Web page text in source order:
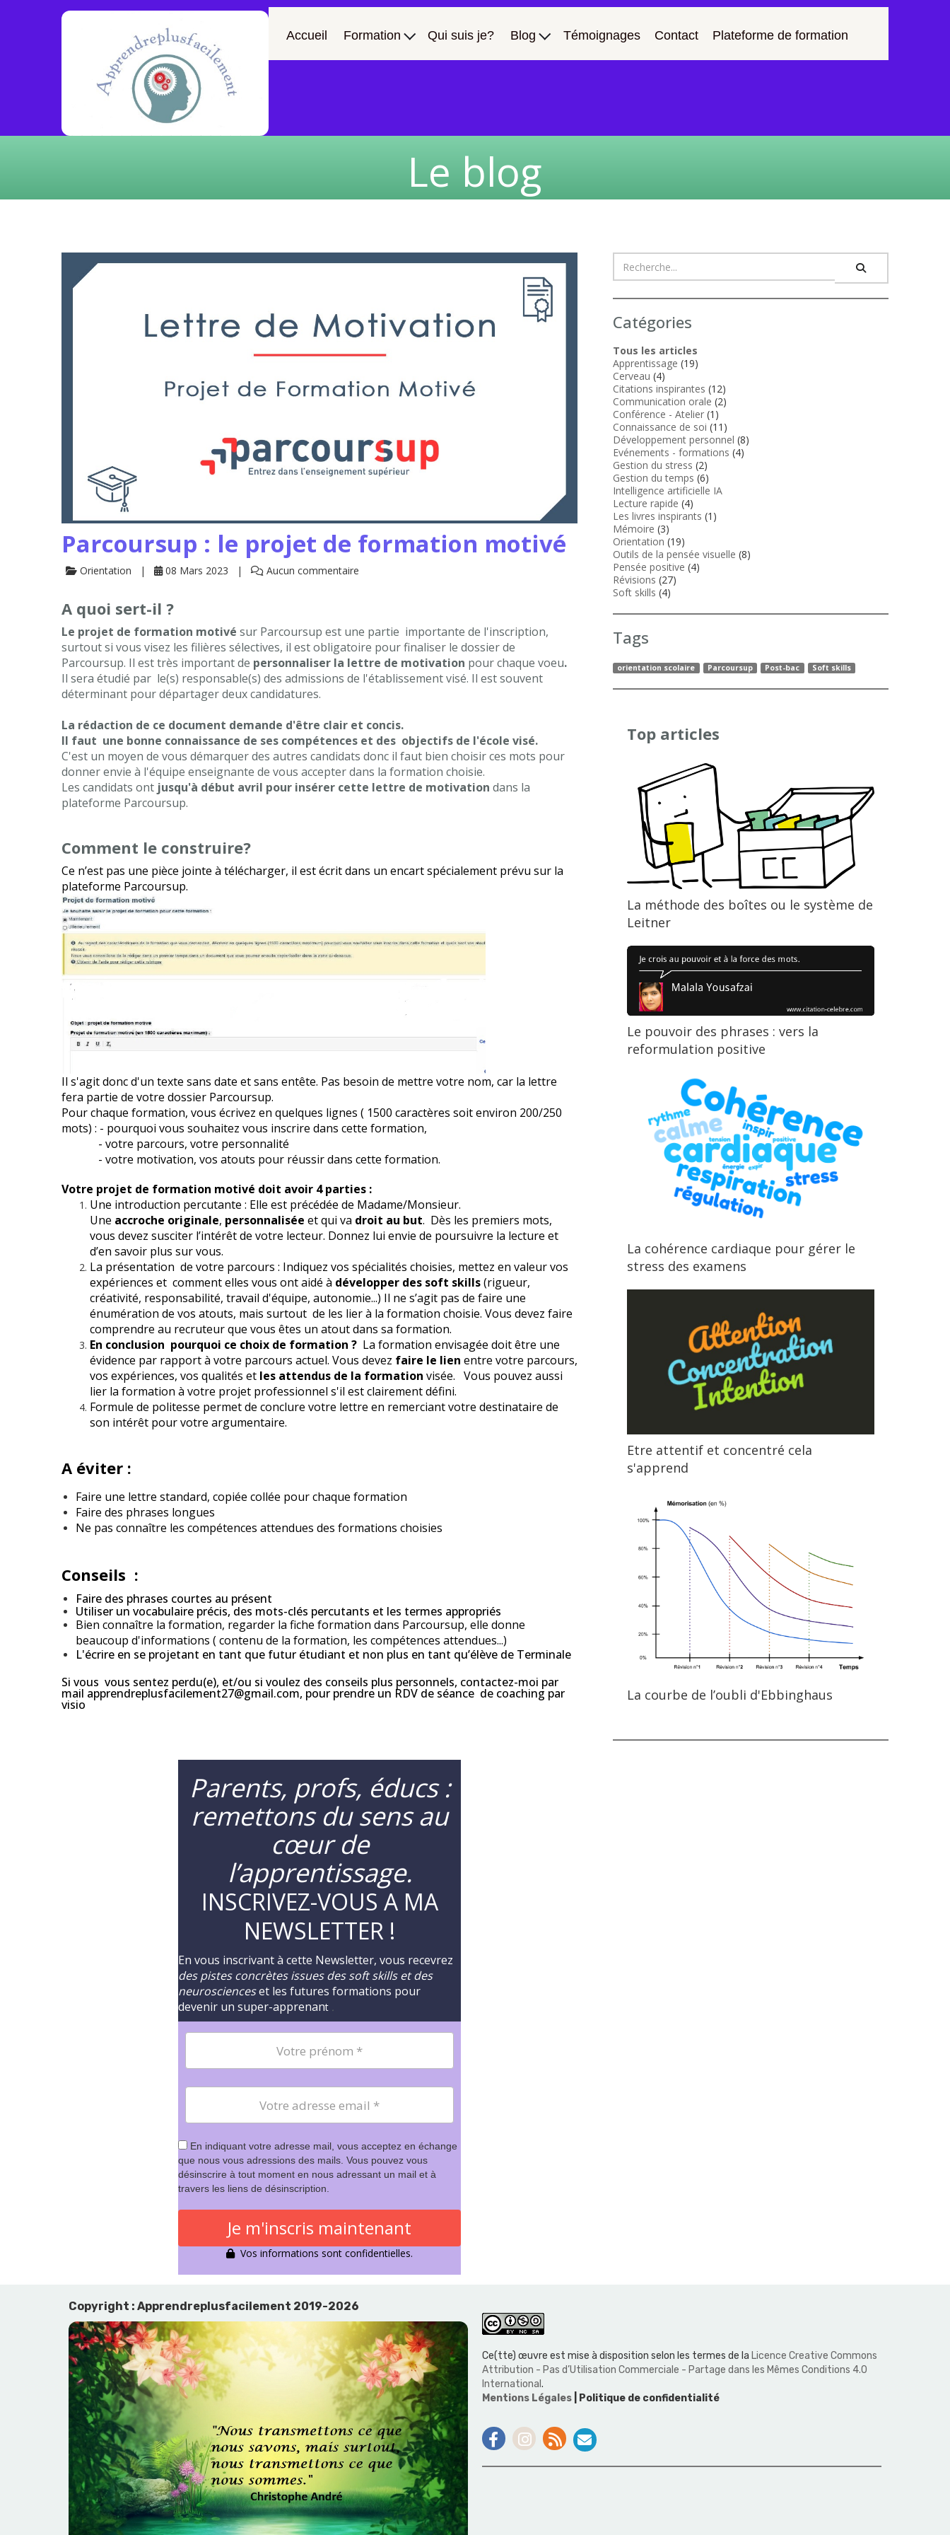
Accueil Formation Qui suis je? Blog Témoignages Contact Plateforme de formation
Le blog
Parcoursup : le projet de formation motivé
Orientation 08 Mars 2023 Aucun commentaire
A quoi sert-il ?
Le projet de formation motivé sur Parcoursup est une partie importante de l'inscription,
surtout si vous visez les filières sélectives, il est obligatoire pour finaliser le dossier de
Parcoursup. Il est très important de personnaliser la lettre de motivation pour chaque voeu.
Il sera étudié par le(s) responsable(s) des admissions de l'établissement visé. Il est souvent
déterminant pour départager deux candidatures.
La rédaction de ce document demande d'être clair et concis.
Il faut une bonne connaissance de ses compétences et des objectifs de l'école visé.
C'est un moyen de vous démarquer des autres candidats donc il faut bien choisir ces mots pour
donner envie à l'équipe enseignante de vous accepter dans la formation choisie.
Les candidats ont jusqu'à début avril pour insérer cette lettre de motivation dans la
plateforme Parcoursup.
Comment le construire?
Ce n’est pas une pièce jointe à télécharger, il est écrit dans un encart spécialement prévu sur la
plateforme Parcoursup.
Il s'agit donc d'un texte sans date et sans entête. Pas besoin de mettre votre nom, car la lettre
fera partie de votre dossier Parcoursup.
Pour chaque formation, vous écrivez en quelques lignes ( 1500 caractères soit environ 200/250
mots) : - pourquoi vous souhaitez vous inscrire dans cette formation,
- votre parcours, votre personnalité
- votre motivation, vos atouts pour réussir dans cette formation.
Votre projet de formation motivé doit avoir 4 parties :
Une introduction percutante : Elle est précédée de Madame/Monsieur.
Une accroche originale, personnalisée et qui va droit au but. Dès les premiers mots,
vous devez susciter l’intérêt de votre lecteur. Donnez lui envie de poursuivre la lecture et
d’en savoir plus sur vous.
La présentation de votre parcours : Indiquez vos spécialités choisies, mettez en valeur vos
expériences et comment elles vous ont aidé à développer des soft skills(rigueur,
créativité, responsabilité, travail d'équipe, autonomie...) Il ne s’agit pas de faire une
énumération de vos atouts, mais surtout de les lier à la formation choisie. Vous devez faire
comprendre au recruteur que vous êtes un atout dans sa formation.
En conclusion pourquoi ce choix de formation ? La formation envisagée doit être une
évidence par rapport à votre parcours actuel. Vous devez faire le lien entre votre parcours,
vos expériences, vos qualités et les attendus de la formation visée. Vous pouvez aussi
lier la formation à votre projet professionnel s'il est clairement défini.
Formule de politesse permet de conclure votre lettre en remerciant votre destinataire de
son intérêt pour votre argumentaire.
A éviter :
Faire une lettre standard, copiée collée pour chaque formation
Faire des phrases longues
Ne pas connaître les compétences attendues des formations choisies
Conseils :
Faire des phrases courtes au présent
Utiliser un vocabulaire précis, des mots-clés percutants et les termes appropriés
Bien connaître la formation, regarder la fiche formation dans Parcoursup, elle donne
beaucoup d'informations ( contenu de la formation, les compétences attendues...)
L'écrire en se projetant en tant que futur étudiant et non plus en tant qu’élève de Terminale
Si vous vous sentez perdu(e), et/ou si voulez des conseils plus personnels, contactez-moi par
mail apprendreplusfacilement27@gmail.com, pour prendre un RDV de séance de coaching par
visio
Parents, profs, éducs :
remettons du sens au
cœur de
l’apprentissage.
INSCRIVEZ-VOUS A MA
NEWSLETTER !
En vous inscrivant à cette Newsletter, vous recevrez
des pistes concrètes issues des soft skills et des
neuroscienceset les futures formations pour
devenir un super-apprenant .
En indiquant votre adresse mail, vous acceptez en échange
que nous vous adressions des mails. Vous pouvez vous
désinscrire à tout moment en nous adressant un mail et à
travers les liens de désinscription.
Je m'inscris maintenant
Vos informations sont confidentielles.
Catégories
Tous les articles
Apprentissage (19)
Cerveau (4)
Citations inspirantes (12)
Communication orale (2)
Conférence - Atelier (1)
Connaissance de soi (11)
Développement personnel (8)
Evénements - formations (4)
Gestion du stress (2)
Gestion du temps (6)
Intelligence artificielle IA
Lecture rapide (4)
Les livres inspirants (1)
Mémoire (3)
Orientation (19)
Outils de la pensée visuelle (8)
Pensée positive (4)
Révisions (27)
Soft skills (4)
Tags
orientation scolaire Parcoursup Post-bac Soft skills
Top articles
La méthode des boîtes ou le système de
Leitner
Le pouvoir des phrases : vers la
reformulation positive
La cohérence cardiaque pour gérer le
stress des examens
Etre attentif et concentré cela
s'apprend
La courbe de l’oubli d'Ebbinghaus
Copyright : Apprendreplusfacilement 2019-2026
Ce(tte) œuvre est mise à disposition selon les termes de la Licence Creative Commons
Attribution - Pas d’Utilisation Commerciale - Partage dans les Mêmes Conditions 4.0
International .
Mentions Légales
| Politique de confidentialité